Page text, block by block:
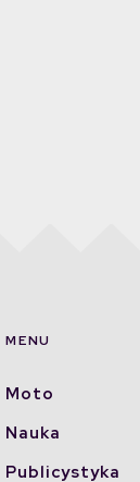
MENU
Moto
Nauka
Publicystyka